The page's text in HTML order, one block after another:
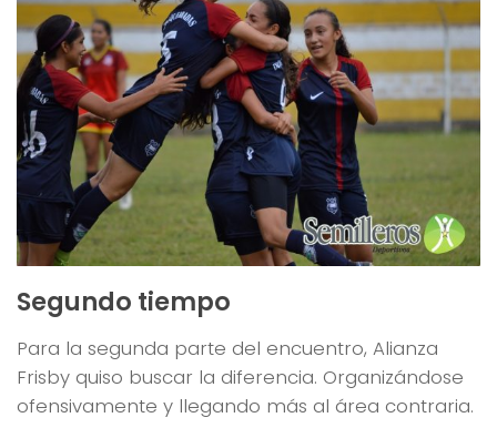
Segundo tiempo
Para la segunda parte del encuentro, Alianza
Frisby quiso buscar la diferencia. Organizándose
ofensivamente y llegando más al área contraria.